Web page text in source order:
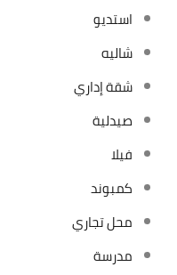
استديو
شاليه
شقة إداري
صيدلية
فيلا
كمبوند
محل تجاري
مدرسة